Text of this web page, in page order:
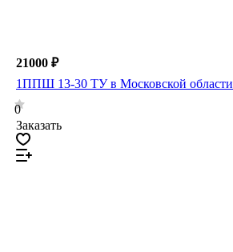
21000 ₽
1ППШ 13-30 ТУ в Московской области
0
Заказать